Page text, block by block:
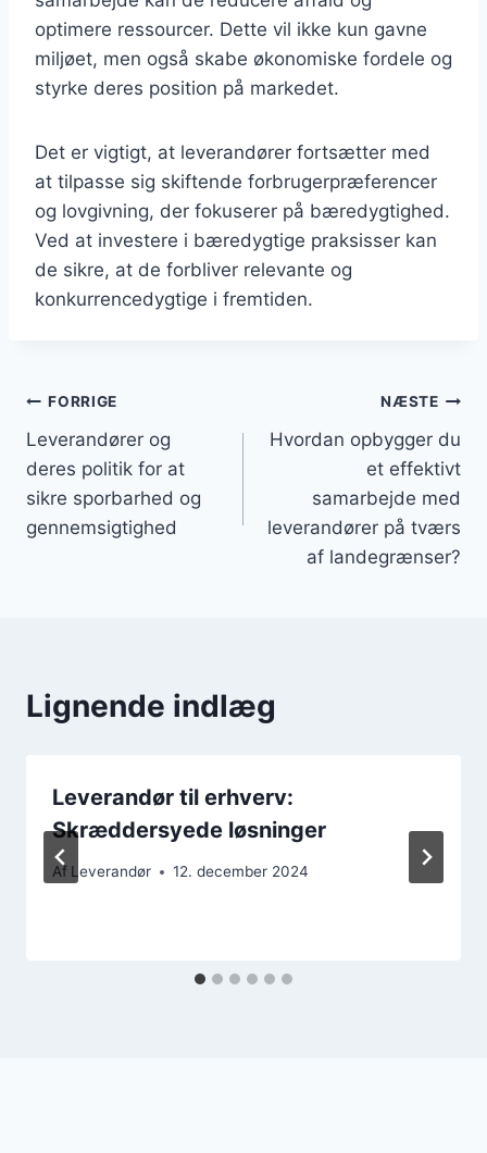
optimere ressourcer. Dette vil ikke kun gavne
miljøet, men også skabe økonomiske fordele og
styrke deres position på markedet.
Det er vigtigt, at leverandører fortsætter med
at tilpasse sig skiftende forbrugerpræferencer
og lovgivning, der fokuserer på bæredygtighed.
Ved at investere i bæredygtige praksisser kan
de sikre, at de forbliver relevante og
konkurrencedygtige i fremtiden.
Indlægsnavigation
FORRIGE
Leverandører og
deres politik for at
sikre sporbarhed og
gennemsigtighed
NÆSTE
Hvordan opbygger du
et effektivt
samarbejde med
leverandører på tværs
af landegrænser?
Lignende indlæg
Leverandør til erhverv:
Skræddersyede løsninger
Af Leverandør 12. december 2024